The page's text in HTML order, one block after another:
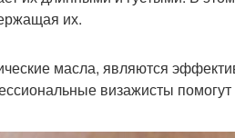
их.
масла, являются
визажисты помогут